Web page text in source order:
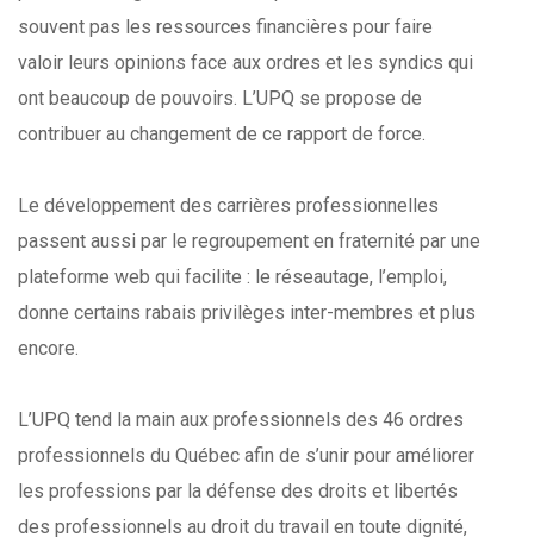
souvent pas les ressources financières pour faire
valoir leurs opinions face aux ordres et les syndics qui
ont beaucoup de pouvoirs. L’UPQ se propose de
contribuer au changement de ce rapport de force.
Le développement des carrières professionnelles
passent aussi par le regroupement en fraternité par une
plateforme web qui facilite : le réseautage, l’emploi,
donne certains rabais privilèges inter-membres et plus
encore.
L’UPQ tend la main aux professionnels des 46 ordres
professionnels du Québec afin de s’unir pour améliorer
les professions par la défense des droits et libertés
des professionnels au droit du travail en toute dignité,